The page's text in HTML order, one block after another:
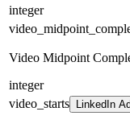
integer
Video Midpoint
integer
video_starts
LinkedIn